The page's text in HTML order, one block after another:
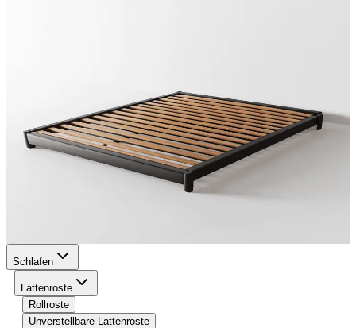
Schlafen
Lattenroste
Rollroste
Unverstellbare Lattenroste